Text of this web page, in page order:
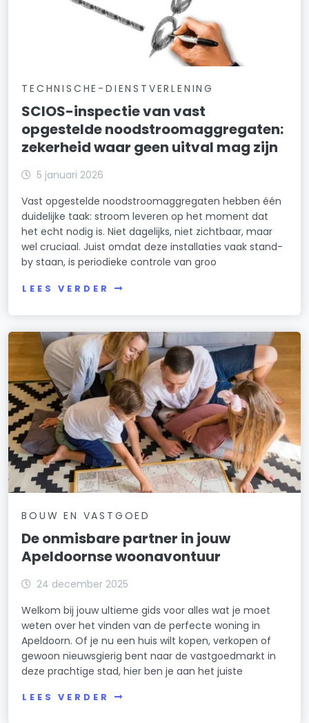
TECHNISCHE-DIENSTVERLENING
SCIOS-inspectie van vast
opgestelde noodstroomaggregaten:
zekerheid waar geen uitval mag zijn
5 januari 2026
Vast opgestelde noodstroomaggregaten hebben één
duidelijke taak: stroom leveren op het moment dat
het echt nodig is. Niet dagelijks, niet zichtbaar, maar
wel cruciaal. Juist omdat deze installaties vaak stand-
by staan, is periodieke controle van groo
LEES VERDER
BOUW EN VASTGOED
De onmisbare partner in jouw
Apeldoornse woonavontuur
24 december 2025
Welkom bij jouw ultieme gids voor alles wat je moet
weten over het vinden van de perfecte woning in
Apeldoorn. Of je nu een huis wilt kopen, verkopen of
gewoon nieuwsgierig bent naar de vastgoedmarkt in
deze prachtige stad, hier ben je aan het juiste
LEES VERDER